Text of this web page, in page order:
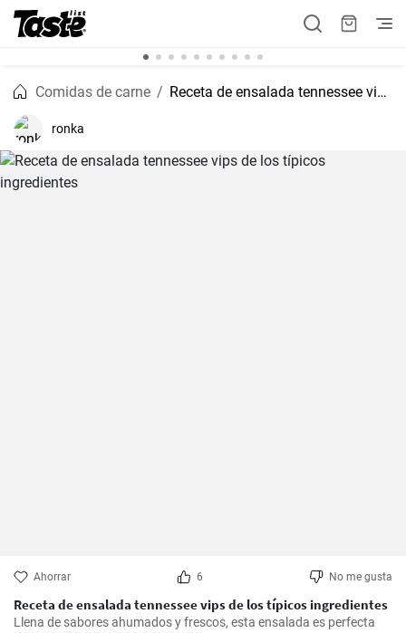
Comidas de carne Receta de ensalada tennessee vips de los típicos ingredientes
ronka
Ahorrar 6 No me gusta
Receta de ensalada tennessee vips de los típicos ingredientes
Llena de sabores ahumados y frescos, esta ensalada es perfecta